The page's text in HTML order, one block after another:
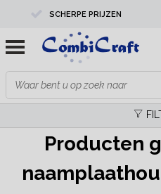
SCHERPE PRIJZEN
PROFESSIONELE KWALITEIT
EXPERTS IN MAATWERK
Producten